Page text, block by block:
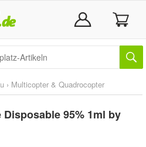
› Multicopter & Quadrocopter
Disposable 95% 1ml by